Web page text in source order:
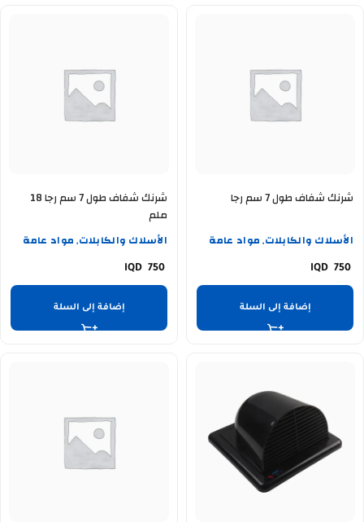
شرنك شفاف طول 7 سم رجا
الأسلاك والكابلات, مواد عامة
750
إضافة إلى السلة
شرنك شفاف طول 7 سم رجا 18
ملم
الأسلاك والكابلات, مواد عامة
750
إضافة إلى السلة